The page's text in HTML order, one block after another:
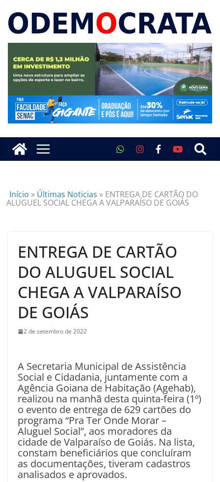
Início » Últimas Noticias » ENTREGA DE CARTÃO DO
ALUGUEL SOCIAL CHEGA A VALPARAÍSO DE GOIÁS
ENTREGA DE CARTÃO
DO ALUGUEL SOCIAL
CHEGA A VALPARAÍSO
DE GOIÁS
2 de setembro de 2022
A Secretaria Municipal de Assistência
Social e Cidadania, juntamente com a
Agência Goiana de Habitação (Agehab),
realizou na manhã desta quinta-feira (1º)
o evento de entrega de 629 cartões do
programa “Pra Ter Onde Morar –
Aluguel Social”, aos moradores da
cidade de Valparaíso de Goiás. Na lista,
constam beneficiários que concluíram
as documentações, tiveram cadastros
analisados e aprovados.